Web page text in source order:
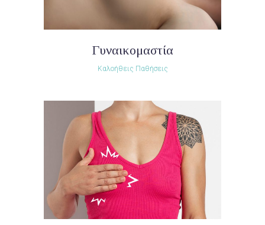
Γυναικομαστία
Καλοήθεις Παθήσεις